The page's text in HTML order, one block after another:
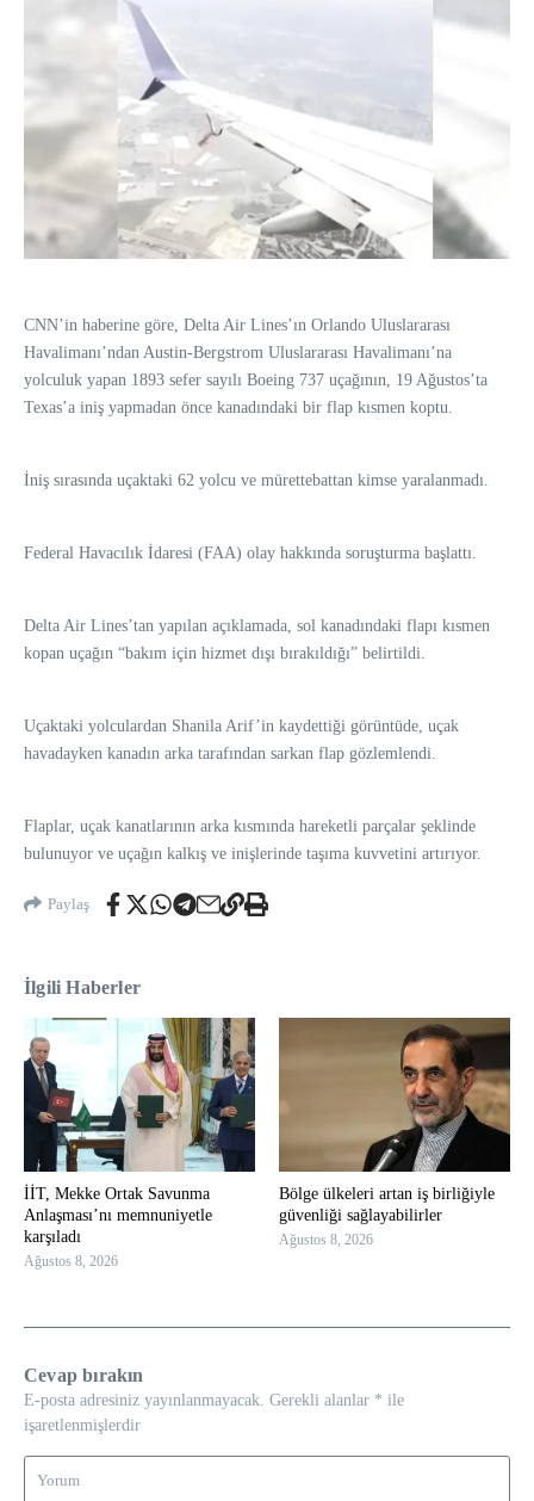
CNN’in haberine göre, Delta Air Lines’ın Orlando Uluslararası
Havalimanı’ndan Austin-Bergstrom Uluslararası Havalimanı’na
yolculuk yapan 1893 sefer sayılı Boeing 737 uçağının, 19 Ağustos’ta
Texas’a iniş yapmadan önce kanadındaki bir flap kısmen koptu.
İniş sırasında uçaktaki 62 yolcu ve mürettebattan kimse yaralanmadı.
Federal Havacılık İdaresi (FAA) olay hakkında soruşturma başlattı.
Delta Air Lines’tan yapılan açıklamada, sol kanadındaki flapı kısmen
kopan uçağın “bakım için hizmet dışı bırakıldığı” belirtildi.
Uçaktaki yolculardan Shanila Arif’in kaydettiği görüntüde, uçak
havadayken kanadın arka tarafından sarkan flap gözlemlendi.
Flaplar, uçak kanatlarının arka kısmında hareketli parçalar şeklinde
bulunuyor ve uçağın kalkış ve inişlerinde taşıma kuvvetini artırıyor.
Paylaş
İlgili Haberler
İİT, Mekke Ortak Savunma
Anlaşması’nı memnuniyetle
karşıladı
Ağustos 8, 2026
Bölge ülkeleri artan iş birliğiyle
güvenliği sağlayabilirler
Ağustos 8, 2026
Cevap bırakın
E-posta adresiniz yayınlanmayacak. Gerekli alanlar * ile
işaretlenmişlerdir